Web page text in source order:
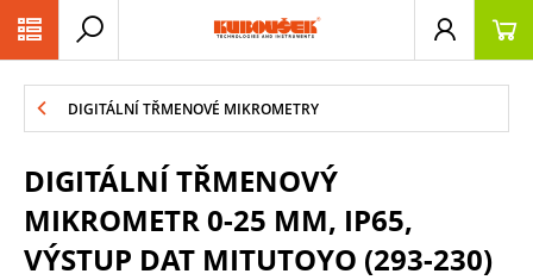
DIGITÁLNÍ TŘMENOVÉ MIKROMETRY
DIGITÁLNÍ TŘMENOVÝ
MIKROMETR 0-25 MM, IP65,
VÝSTUP DAT MITUTOYO (293-230)